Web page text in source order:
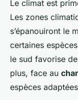
Le climat est
Les zones
s’épanouiront le
certaines
le sud favorise
plus, face au
espèces